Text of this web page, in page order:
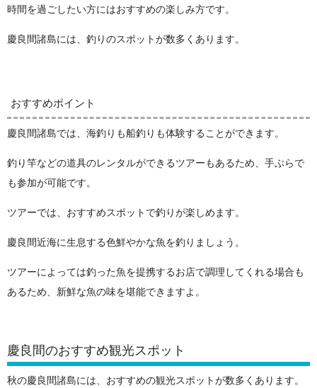
時間を過ごしたい方にはおすすめの楽しみ方です。
慶良間諸島には、釣りのスポットが数多くあります。
おすすめポイント
慶良間諸島では、海釣りも船釣りも体験することができます。
釣り竿などの道具のレンタルができるツアーもあるため、手ぶらで
も参加が可能です。
ツアーでは、おすすめスポットで釣りが楽しめます。
慶良間近海に生息する色鮮やかな魚を釣りましょう。
ツアーによっては釣った魚を提携するお店で調理してくれる場合も
あるため、新鮮な魚の味を堪能できますよ。
慶良間のおすすめ観光スポット
秋の慶良間諸島には、おすすめの観光スポットが数多くあります。